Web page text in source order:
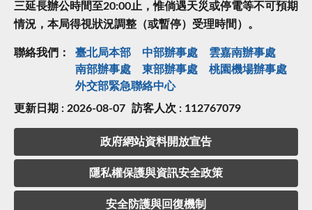
三延長辦公時間至20:00止，惟倘遇天災或停電等不可預期
情況，本局得視狀況調整（或暫停）受理時間）。
聯絡我們： 臺北局本部 中部辦事處
雲嘉南辦事處
南部辦事處
東部辦事處
桃園機場辦事處
外交部緊急聯絡中⼼
更新日期 : 2026-08-07 訪客人次 : 112767079
政府網站資料開放宣告
隱私權保護與資訊安全政策
安全防護與回復機制